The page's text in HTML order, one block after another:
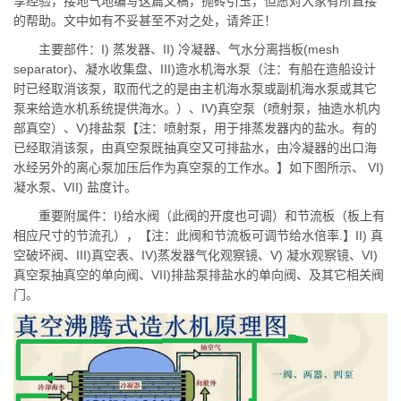
的帮助。文中如有不妥甚至不对之处，请斧正！
主要部件：I) 蒸发器、II) 冷凝器、气水分离挡板(mesh
separator)、凝水收集盘、III)造水机海水泵（注：有船在造船设计
时已经取消该泵，取而代之的是由主机海水泵或副机海水泵或其它
泵来给造水机系统提供海水。）、IV)真空泵（喷射泵，抽造水机内
部真空）、V)排盐泵【注：喷射泵，用于排蒸发器内的盐水。有的
已经取消该泵，由真空泵既抽真空又可排盐水，由冷凝器的出口海
水经另外的离心泵加压后作为真空泵的工作水。】如下图所示、 VI)
凝水泵、VII) 盐度计。
重要附属件：I)给水阀（此阀的开度也可调）和节流板（板上有
相应尺寸的节流孔），【注：此阀和节流板可调节给水倍率.】II) 真
空破坏阀、III)真空表、IV)蒸发器气化观察镜、V) 凝水观察镜、VI)
真空泵抽真空的单向阀、VII)排盐泵排盐水的单向阀、及其它相关阀
门。